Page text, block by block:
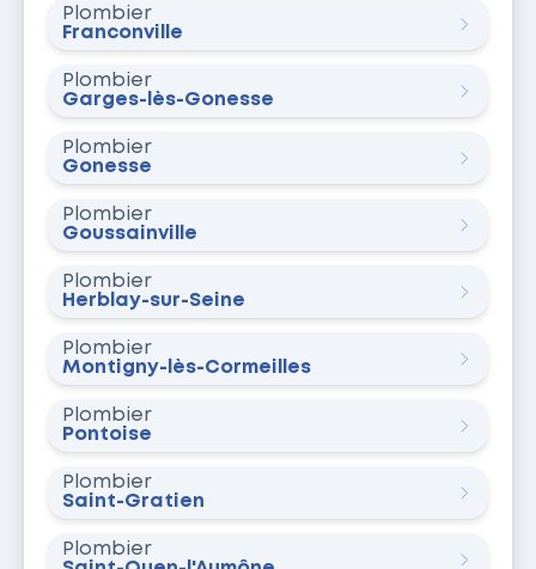
Plombier
Franconville
Plombier
Garges-lès-Gonesse
Plombier
Gonesse
Plombier
Goussainville
Plombier
Herblay-sur-Seine
Plombier
Montigny-lès-Cormeilles
Plombier
Pontoise
Plombier
Saint-Gratien
Plombier